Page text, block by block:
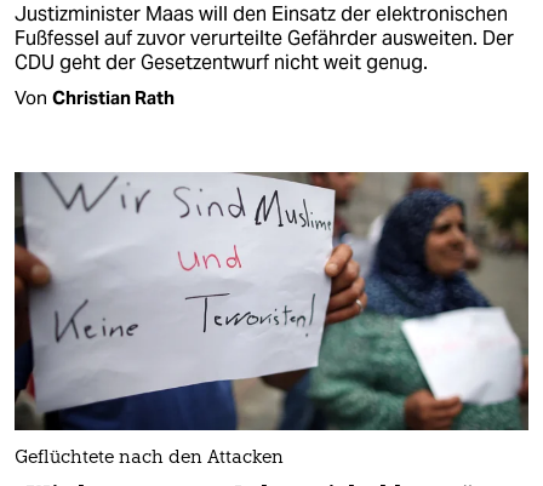
Justizminister Maas will den Einsatz der elektronischen
Fußfessel auf zuvor verurteilte Gefährder ausweiten. Der
CDU geht der Gesetzentwurf nicht weit genug.
Von Christian Rath
Geflüchtete nach den Attacken